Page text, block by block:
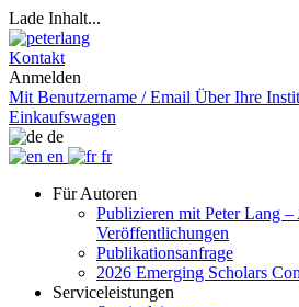
Lade Inhalt...
Kontakt
Anmelden
Mit Benutzername / Email Über Ihre
Einkaufswagen
de
en
fr
Für Autoren
Publizieren mit Peter Lang –
Veröffentlichungen
Publikationsanfrage
2026 Emerging Scholars
Serviceleistungen